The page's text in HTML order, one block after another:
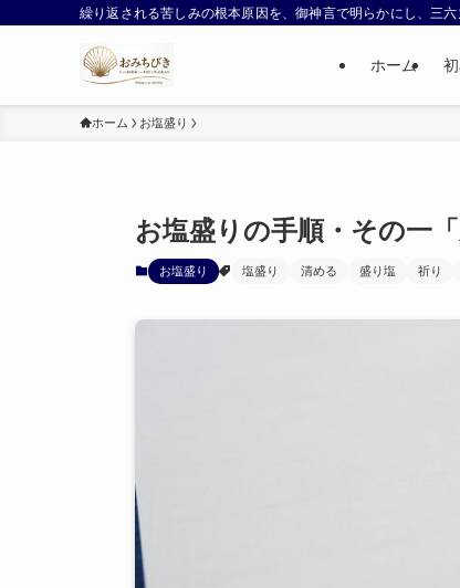
繰り返される苦しみの根本原因を、御神言で明らかにし、三六
ホーム
ホーム お塩盛り
お塩盛りの手順・その一「
お塩盛り 塩盛り 清める 盛り塩 祈り